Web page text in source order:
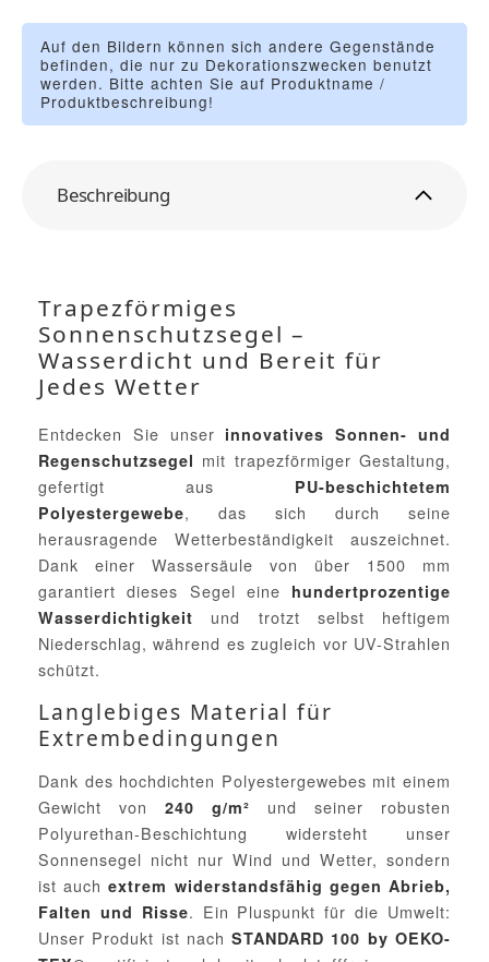
Auf den Bildern können sich andere Gegenstände
befinden, die nur zu Dekorationszwecken benutzt
werden. Bitte achten Sie auf Produktname /
Produktbeschreibung!
Beschreibung
Trapezförmiges
Sonnenschutzsegel –
Wasserdicht und Bereit für
Jedes Wetter
Entdecken Sie unser innovatives Sonnen- und
Regenschutzsegel mit trapezförmiger Gestaltung,
gefertigt aus PU-beschichtetem
Polyestergewebe, das sich durch seine
herausragende Wetterbeständigkeit auszeichnet.
Dank einer Wassersäule von über 1500 mm
garantiert dieses Segel eine hundertprozentige
Wasserdichtigkeit und trotzt selbst heftigem
Niederschlag, während es zugleich vor UV-Strahlen
schützt.
Langlebiges Material für
Extrembedingungen
Dank des hochdichten Polyestergewebes mit einem
Gewicht von 240 g/m² und seiner robusten
Polyurethan-Beschichtung widersteht unser
Sonnensegel nicht nur Wind und Wetter, sondern
ist auchextrem widerstandsfähig gegen Abrieb,
Falten und Risse. Ein Pluspunkt für die Umwelt:
Unser Produkt ist nachSTANDARD 100 by OEKO-